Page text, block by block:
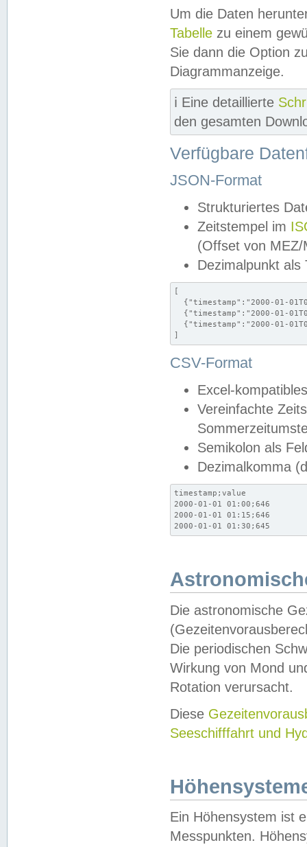
Um die Daten
Tabelle zu einem
Sie dann die Option
Diagrammanzeige.
ℹ️ Eine detaillierte
den gesamten
Verfügbare
JSON-Format
Strukturiertes
Zeitstempel im
(Offset von MEZ/
Dezimalpunkt als
[
{"timestamp":"2000-01-
{"timestamp":"2000-01-
{"timestamp":"2000-01-
]
CSV-Format
Excel-
Vereinfachte
Semikolon als
Dezimalkomma
timestamp;value
2000-01-01 01:00;646
2000-01-01 01:15;646
2000-01-01 01:30;645
Die astronomische
Die periodischen
Wirkung von Mond
Rotation verursacht.
Diese
Seeschifffahrt und
Ein Höhensystem ist
Messpunkten.